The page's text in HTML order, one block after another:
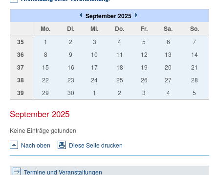
September 2025
Mo.
Di. Mi. Do. Fr. Sa.
So.
35
1 2 3 4 5 6 7
36 8 9 10 11 12 13 14
37 15 16 17 18 19 20 21
38 22 23 24 25 26 27 28
39 29 30 1 2 3 4 5
September 2025
Keine Einträge gefunden
Nach oben
Diese Seite drucken
Termine und Veranstaltungen